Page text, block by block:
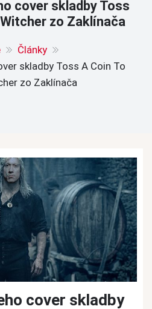
cover skladby Toss
zo Zaklínača
Články
skladby Toss A Coin To
zo Zaklínača
cover skladby